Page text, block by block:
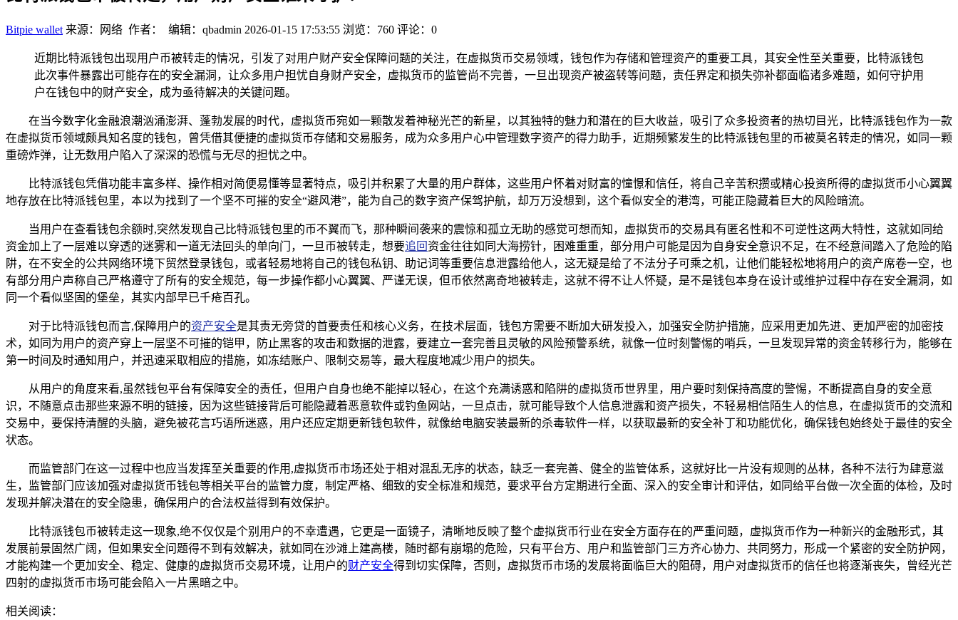
Bitpie wallet 来源：网络 作者： 编辑：qbadmin 2026-01-15 17:53:55 浏览：760 评论：0
近期比特派钱包出现用户币被转走的情况，引发了对用户财产安全保障问题的关注，在虚拟货币交易领域，钱包作为存储和管理资产的重要工具，其安全性至关重要，比特派钱包
此次事件暴露出可能存在的安全漏洞，让众多用户担忧自身财产安全，虚拟货币的监管尚不完善，一旦出现资产被盗转等问题，责任界定和损失弥补都面临诸多难题，如何守护用
户在钱包中的财产安全，成为亟待解决的关键问题。
在当今数字化金融浪潮汹涌澎湃、蓬勃发展的时代，虚拟货币宛如一颗散发着神秘光芒的新星，以其独特的魅力和潜在的巨大收益，吸引了众多投资者的热切目光，比特派钱包作为一款
在虚拟货币领域颇具知名度的钱包，曾凭借其便捷的虚拟货币存储和交易服务，成为众多用户心中管理数字资产的得力助手，近期频繁发生的比特派钱包里的币被莫名转走的情况，如同一颗
重磅炸弹，让无数用户陷入了深深的恐慌与无尽的担忧之中。
比特派钱包凭借功能丰富多样、操作相对简便易懂等显著特点，吸引并积累了大量的用户群体，这些用户怀着对财富的憧憬和信任，将自己辛苦积攒或精心投资所得的虚拟货币小心翼翼
地存放在比特派钱包里，本以为找到了一个坚不可摧的安全“避风港”，能为自己的数字资产保驾护航，却万万没想到，这个看似安全的港湾，可能正隐藏着巨大的风险暗流。
当用户在查看钱包余额时,突然发现自己比特派钱包里的币不翼而飞，那种瞬间袭来的震惊和孤立无助的感觉可想而知，虚拟货币的交易具有匿名性和不可逆性这两大特性，这就如同给
资金加上了一层难以穿透的迷雾和一道无法回头的单向门，一旦币被转走，想要追回 资金往往如同大海捞针，困难重重，部分用户可能是因为自身安全意识不足，在不经意间踏入了危险的陷
阱，在不安全的公共网络环境下贸然登录钱包，或者轻易地将自己的钱包私钥、助记词等重要信息泄露给他人，这无疑是给了不法分子可乘之机，让他们能轻松地将用户的资产席卷一空，也
有部分用户声称自己严格遵守了所有的安全规范，每一步操作都小心翼翼、严谨无误，但币依然离奇地被转走，这就不得不让人怀疑，是不是钱包本身在设计或维护过程中存在安全漏洞，如
同一个看似坚固的堡垒，其实内部早已千疮百孔。
对于比特派钱包而言,保障用户的资产安全是其责无旁贷的首要责任和核心义务，在技术层面，钱包方需要不断加大研发投入，加强安全防护措施，应采用更加先进、更加严密的加密技
术，如同为用户的资产穿上一层坚不可摧的铠甲，防止黑客的攻击和数据的泄露，要建立一套完善且灵敏的风险预警系统，就像一位时刻警惕的哨兵，一旦发现异常的资金转移行为，能够在
第一时间及时通知用户，并迅速采取相应的措施，如冻结账户、限制交易等，最大程度地减少用户的损失。
从用户的角度来看,虽然钱包平台有保障安全的责任，但用户自身也绝不能掉以轻心，在这个充满诱惑和陷阱的虚拟货币世界里，用户要时刻保持高度的警惕，不断提高自身的安全意
识，不随意点击那些来源不明的链接，因为这些链接背后可能隐藏着恶意软件或钓鱼网站，一旦点击，就可能导致个人信息泄露和资产损失，不轻易相信陌生人的信息，在虚拟货币的交流和
交易中，要保持清醒的头脑，避免被花言巧语所迷惑，用户还应定期更新钱包软件，就像给电脑安装最新的杀毒软件一样，以获取最新的安全补丁和功能优化，确保钱包始终处于最佳的安全
状态。
而监管部门在这一过程中也应当发挥至关重要的作用,虚拟货币市场还处于相对混乱无序的状态，缺乏一套完善、健全的监管体系，这就好比一片没有规则的丛林，各种不法行为肆意滋
生，监管部门应该加强对虚拟货币钱包等相关平台的监管力度，制定严格、细致的安全标准和规范，要求平台方定期进行全面、深入的安全审计和评估，如同给平台做一次全面的体检，及时
发现并解决潜在的安全隐患，确保用户的合法权益得到有效保护。
比特派钱包币被转走这一现象,绝不仅仅是个别用户的不幸遭遇，它更是一面镜子，清晰地反映了整个虚拟货币行业在安全方面存在的严重问题，虚拟货币作为一种新兴的金融形式，其
发展前景固然广阔，但如果安全问题得不到有效解决，就如同在沙滩上建高楼，随时都有崩塌的危险，只有平台方、用户和监管部门三方齐心协力、共同努力，形成一个紧密的安全防护网，
才能构建一个更加安全、稳定、健康的虚拟货币交易环境，让用户的财产安全得到切实保障，否则，虚拟货币市场的发展将面临巨大的阻碍，用户对虚拟货币的信任也将逐渐丧失，曾经光芒
四射的虚拟货币市场可能会陷入一片黑暗之中。
相关阅读：